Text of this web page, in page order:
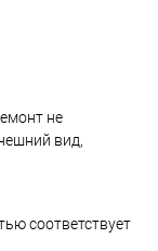
не
вид,
соответствует